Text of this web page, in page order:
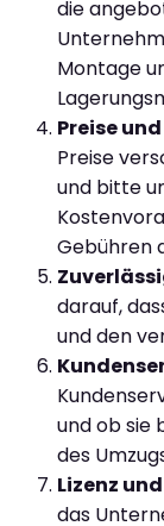
die
Montage
Preise
Preise
und bitte
Gebühren
darauf,
und den
und ob sie
des
Lizenz
das